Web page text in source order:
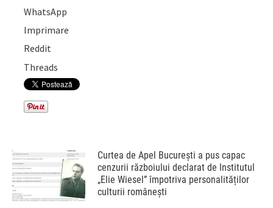
WhatsApp
Imprimare
Reddit
Threads
Curtea de Apel București a pus capac
cenzurii războiului declarat de Institutul
„Elie Wiesel” împotriva personalităților
culturii românești